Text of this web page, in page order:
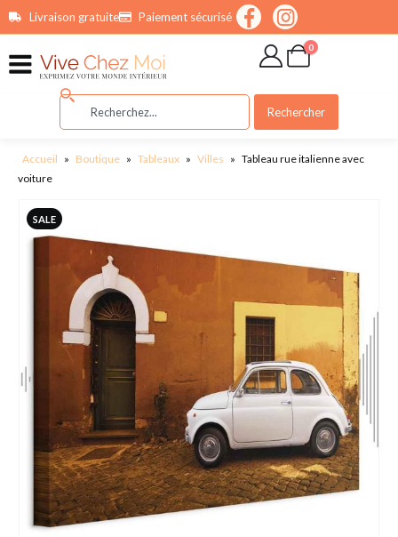
principalLivraison gratuite Paiement sécurisé
0
Rechercher
Accueil » Boutique » Tableaux » Villes » Tableau rue italienne avec
voiture
SALE